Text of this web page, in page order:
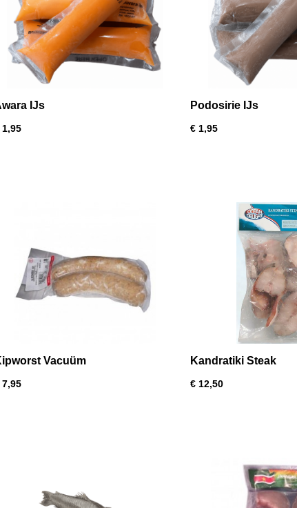
IJs
1,95
Podosirie IJs
€ 1,95
Vacuüm
7,95
Kandratiki Steak
€ 12,50